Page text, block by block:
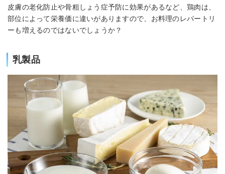
皮膚の老化防止や骨粗しょう症予防に効果があるなど、鶏肉は、
部位によって栄養価に違いがありますので、お料理のレパートリ
ーも増えるのではないでしょうか？
乳製品